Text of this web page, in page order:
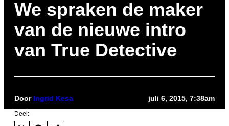
We spraken de maker
van de nieuwe intro
van True Detective
Door Ingrid Kesa juli 6, 2015, 7:38am
Deel: